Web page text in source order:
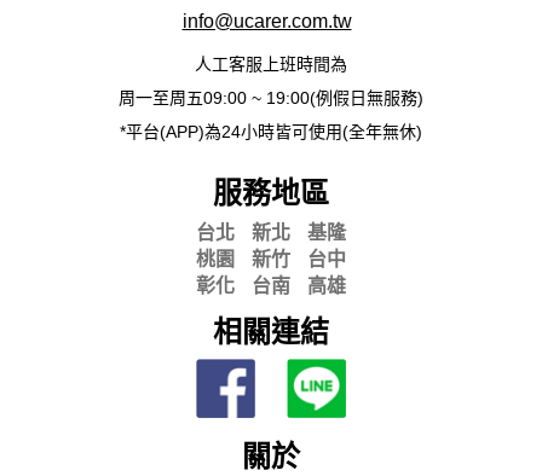
info@ucarer.com.tw
人工客服上班時間為
周一至周五09:00 ~ 19:00(例假日無服務)
*平台(APP)為24小時皆可使用(全年無休)
服務地區
台北 新北
基隆
桃園
新竹
台中
彰化
台南 高雄
相關連結
關於